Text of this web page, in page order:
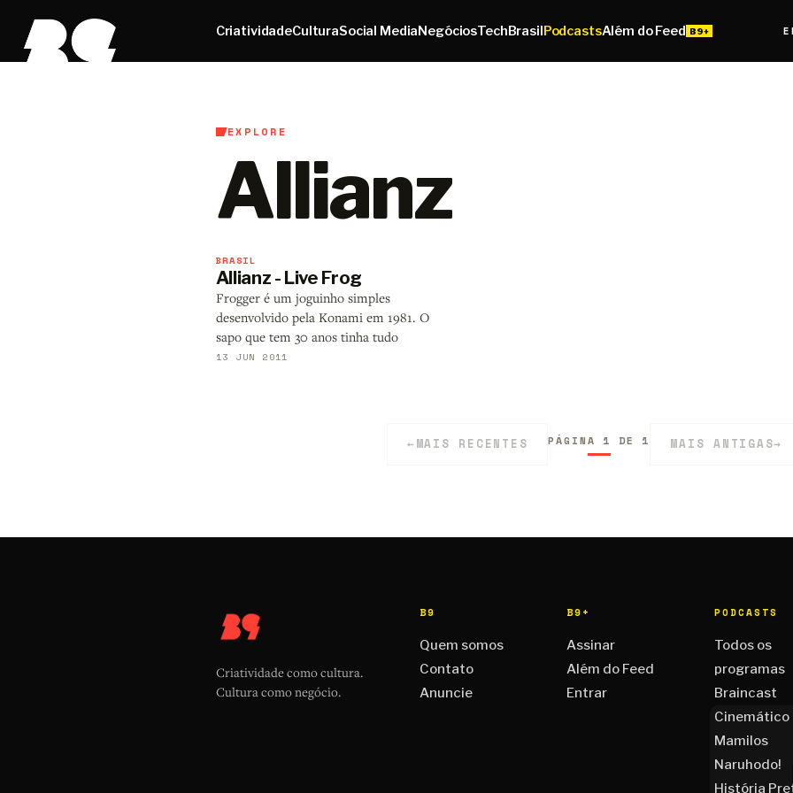
CriatividadeCulturaSocial MediaNegóciosTechBrasilPodcastsAlém do Feed
EXPLORE
Allianz
BRASIL
Allianz - Live Frog
Frogger é um joguinho simples
desenvolvido pela Konami em 1981. O
sapo que tem 30 anos tinha tudo
13 JUN 2011
←MAIS RECENTES PÁGINA 1 DE 1 MAIS ANTIGAS→
Criatividade como cultura.
Cultura como negócio.
B9
Quem somos
Contato
Anuncie
B9+
Assinar
Além do Feed
Entrar
PODCASTS
Todos os
programas
Braincast
Cinemático
Mamilos
Naruhodo!
História